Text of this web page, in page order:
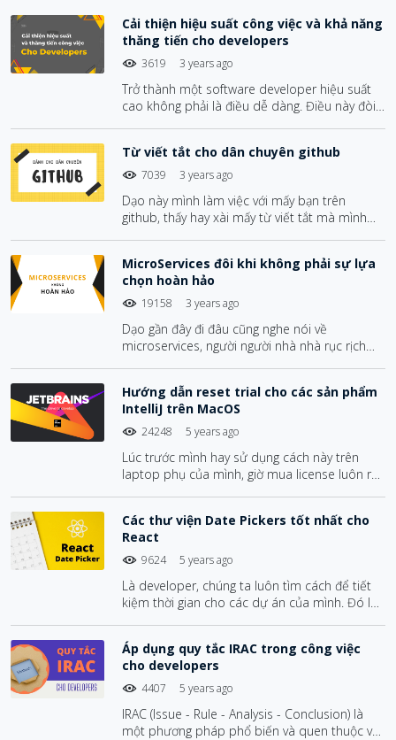
Cải thiện hiệu suất công việc và khả năng
thăng tiến cho developers
3619 3 years ago
Trở thành một software developer hiệu suất
cao không phải là điều dễ dàng. Điều này đòi
vấn đề phức tạp. Tuy nhiên, nếu bạn có chút
kiên nhẫn và sự nỗ lực, bạn hoàn toàn có thể
công.
Từ viết tắt cho dân chuyên github
7039 3 years ago
Dạo này mình làm việc với mấy bạn trên
github, thấy hay xài mấy từ viết tắt mà mình
ai cần :D
MicroServices đôi khi không phải sự lựa
chọn hoàn hảo
19158 3 years ago
Dạo gần đây đi đâu cũng nghe nói về
microservices, người người nhà nhà rục rịch
quát một chút về Monolith Application và
MicroServices một chút cho các bạn chưa biết
nắm rõ hơn nhé.
Hướng dẫn reset trial cho các sản phẩm
IntelliJ trên MacOS
24248 5 years ago
Lúc trước mình hay sử dụng cách này trên
laptop phụ của mình, giờ mua license luôn rồi.
Các thư viện Date Pickers tốt nhất cho
React
9624 5 years ago
Là developer, chúng ta luôn tìm cách để tiết
kiệm thời gian cho các dự án của mình. Đó là
đi lặp lại. Với các frontend framework như
React, việc chia sẻ chức năng chung cho các
dự án khác nhau trở nên dễ dàng hơn bao giờ
Áp dụng quy tắc IRAC trong công việc
cho developers
4407 5 years ago
IRAC (Issue - Rule - Analysis - Conclusion) là
một phương pháp phổ biến và quen thuộc với